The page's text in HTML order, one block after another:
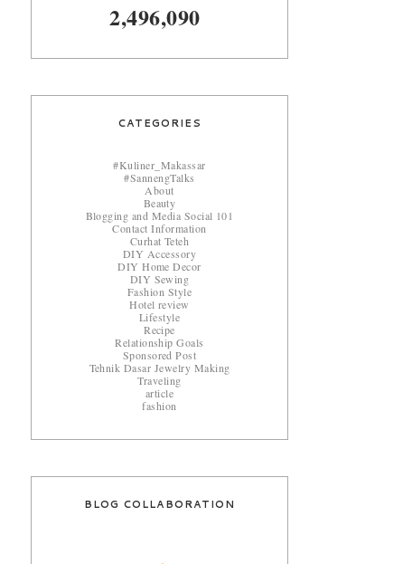
2,496,090
CATEGORIES
#Kuliner_Makassar
#SannengTalks
About
Beauty
Blogging and Media Social 101
Contact Information
Curhat Teteh
DIY Accessory
DIY Home Decor
DIY Sewing
Fashion Style
Hotel review
Lifestyle
Recipe
Relationship Goals
Sponsored Post
Tehnik Dasar Jewelry Making
Traveling
article
fashion
BLOG COLLABORATION